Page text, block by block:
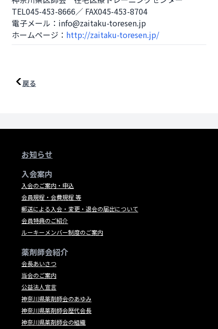
TEL045-453-8666／ FAX045-453-8704
電子メール：info@zaitaku-toresen.jp
ホームページ： http://zaitaku-toresen.jp/
戻る
お知らせ
入会案内
入会のご案内・申込
会員規程・会費規程 等
郵送による入会・変更・退会の届出について
会員特典のご紹介
ルーキーメンバー制度のご案内
薬剤師会紹介
会長あいさつ
当会のご案内
公益法人宣言
神奈川県薬剤師会のあゆみ
神奈川県薬剤師会歴代会長
神奈川県薬剤師会の組織